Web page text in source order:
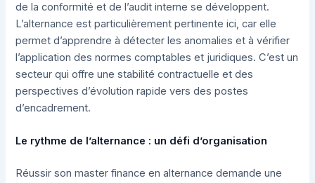
de la conformité et de l’audit interne se développent.
L’alternance est particulièrement pertinente ici, car elle
permet d’apprendre à détecter les anomalies et à vérifier
l’application des normes comptables et juridiques. C’est un
secteur qui offre une stabilité contractuelle et des
perspectives d’évolution rapide vers des postes
d’encadrement.
Le rythme de l’alternance : un défi d’organisation
Réussir son master finance en alternance demande une